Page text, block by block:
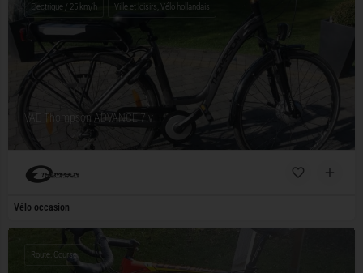
VAE Thompson ADVANCE 7 v
Electrique / 25 km/h Ville et loisirs, Vélo hollandais
Vélo occasion
Route, Course